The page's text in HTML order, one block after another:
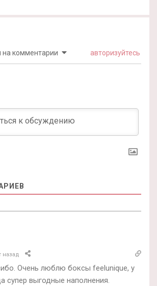
на комментарии авторизуйтесь
назад
Очень люблю боксы feelunique, у
супер выгодные наполнения.